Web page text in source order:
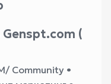
(
Community •